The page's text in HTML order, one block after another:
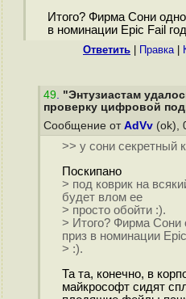
Итого? Фирма Сони
в номинации Epic Fail
Ответить Правка|
49. "Энтузиастам
проверку цифровой
Сообщение от AdVv (ok),
>> у сони секретный
Поскипано
> под коврик на
будет влом ее
> просто обойти :).
> Итого? Фирма Сони
приз в номинации
> :).
Та та, конечно, в
майкрософт сидят